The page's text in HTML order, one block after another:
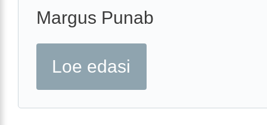
Margus Punab
Loe edasi